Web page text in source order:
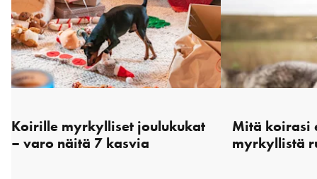
Koirille myrkylliset joulukukat
– varo näitä 7 kasvia
Mitä koirasi
myrkyllistä